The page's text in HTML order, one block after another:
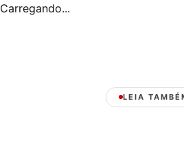
Carregando...
LEIA